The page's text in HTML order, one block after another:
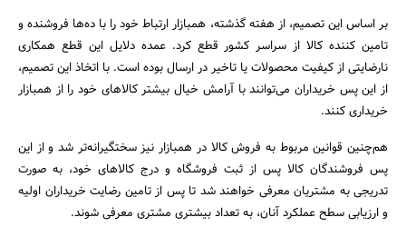
جستجو
بر اساس این تصمیم، از هفته گذشته، همبازار ارتباط خود را با ده‌ها فروشنده و
تامین کننده کالا از سراسر کشور قطع کرد. عمده دلایل این قطع همکاری
نارضایتی از کیفیت محصولات یا تاخیر در ارسال بوده است. با اتخاذ این تصمیم،
از این پس خریداران می‌توانند با آرامش خیال بیشتر کالاهای خود را از همبازار
خریداری کنند.
هم‌چنین قوانین مربوط به فروش کالا در همبازار نیز سختگیرانه‌تر شد و از این
پس فروشندگان کالا پس از ثبت فروشگاه و درج کالاهای خود، به صورت
تدریجی به مشتریان معرفی خواهند شد تا پس از تامین رضایت خریداران اولیه
و ارزیابی سطح عملکرد آنان، به تعداد بیشتری مشتری معرفی شوند.